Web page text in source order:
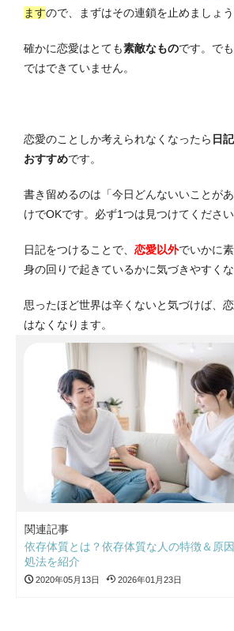
ますので、まずはその連鎖を止めましょう
確かに恋愛はとても素敵なものです。で
ではできていません。
恋愛のことしか考えられなくなったら 日
おすすめです。
書き留めるのは「今日どんないいことが
けでOKです。必ず1つは見つけてください
日記をつけることで、 恋愛以外でいかに
身の回りで起きているかに気づきやすくな
思ったほど世界は辛くないと気づけば、
はなくなります。
関連記事
依存体質とは？依存体質な人の特徴＆原
処法を紹介
2020年05月13日 2026年01月23日